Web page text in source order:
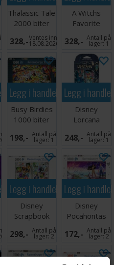
Thalassic Tale
2000 biter
Puslespill
328,-Ventes inn
18.08.2026
A Witchs
Favorite
Things 2000
biter
328,- Antall på
lager:1
Legg i handlekurven
Busy Birdies
1000 biter
Puslespill
198,- Antall på
lager:1
Legg i
Disney
Lorcana
Whispers Well
Starter #2
248,- Antall på
lager:1
Legg i handlekurven
Disney
Scrapbook
2000 biter
Puslespill
298,- Antall på
lager:2
Legg i
Disney
Pocahontas
1000 biter
Puslespill
172,- Antall på
lager:2